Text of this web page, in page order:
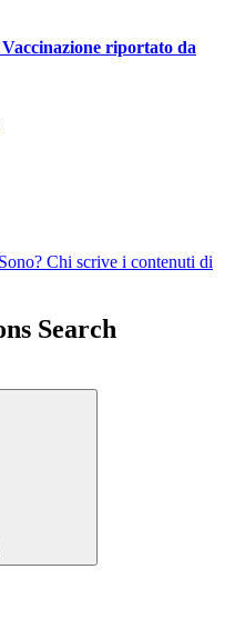
riportato da
Chi scrive i contenuti di
Search